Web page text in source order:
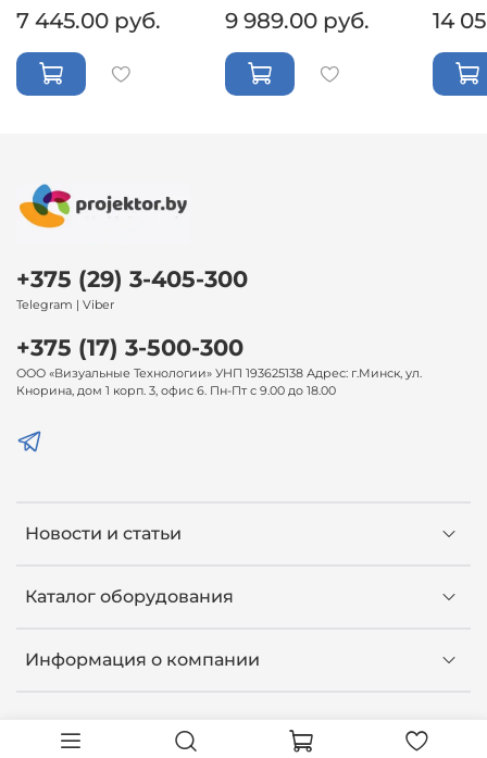
7 445.00 руб. 9 989.00 руб. 14
Новости и статьи
Каталог оборудования
Информация о компании
+375 (29) 3-405-300
Telegram | Viber
+375 (17) 3-500-300
ООО «Визуальные Технологии» УНП 193625138 Адрес: г.Минск, ул.
Кнорина, дом 1 корп. 3, офис 6. Пн-Пт с 9.00 до 18.00